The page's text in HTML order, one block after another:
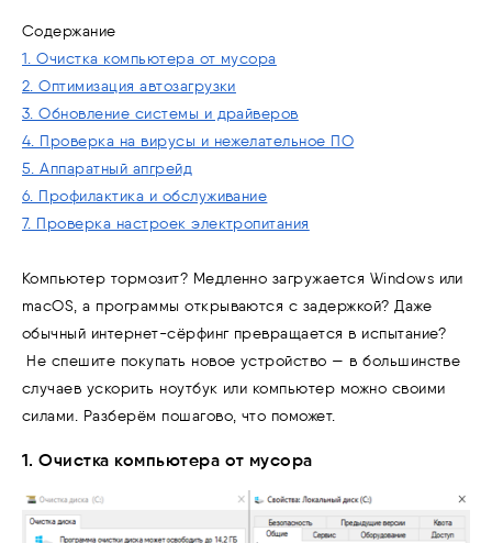
Содержание
1. Очистка компьютера от мусора
2. Оптимизация автозагрузки
3. Обновление системы и драйверов
4. Проверка на вирусы и нежелательное ПО
5. Аппаратный апгрейд
6. Профилактика и обслуживание
7. Проверка настроек электропитания
Компьютер тормозит? Медленно загружается Windows или
macOS, а программы открываются с задержкой? Даже
обычный интернет-сёрфинг превращается в испытание?
Не спешите покупать новое устройство — в большинстве
случаев ускорить ноутбук или компьютер можно своими
силами. Разберём пошагово, что поможет.
1. Очистка компьютера от мусора